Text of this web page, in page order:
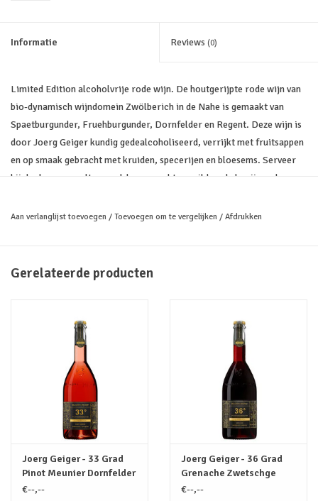
Informatie Reviews (0)
Limited Edition alcoholvrije rode wijn. De houtgerijpte rode wijn van
bio-dynamisch wijndomein Zwölberich in de Nahe is gemaakt van
Spaetburgunder, Fruehburgunder, Dornfelder en Regent. Deze wijn is
door Joerg Geiger kundig gedealcoholiseerd, verrijkt met fruitsappen
en op smaak gebracht met kruiden, specerijen en bloesems. Serveer
bij donker gevogelte, roodvleesgerechten, wild zoals konijn en haas,
Geur
Fluweelzachte smaak van donker bosfruit, rijpe pruimen, chocolade,
Bij donker gevogelte, roodvleesgerechten, wild zoals konijn en haas,
romige pastagerechten, kaasdessert.
Aan verlanglijst toevoegen / Toevoegen om te vergelijken / Afdrukken
Gerelateerde producten
Joerg Geiger - 33 Grad
Pinot Meunier Dornfelder
Kersen Alcoholvrij (BIO-
€--,--
Joerg Geiger - 36 Grad
Grenache Zwetschge
Alcoholvrij (BIO-VEGAN) /
€--,--